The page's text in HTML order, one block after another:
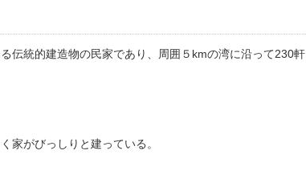
伝統的建造物の民家であり、周囲５kmの湾に沿って230軒
家がびっしりと建っている。